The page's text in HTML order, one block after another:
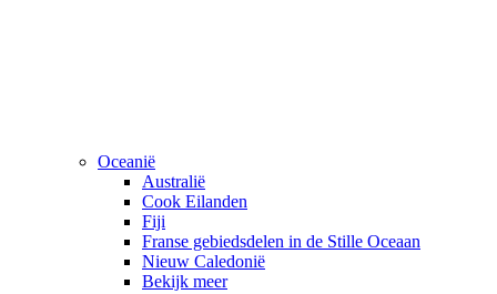
Oceanië
Australië
Cook Eilanden
Fiji
Franse gebiedsdelen in de Stille Oceaan
Nieuw Caledonië
Bekijk meer